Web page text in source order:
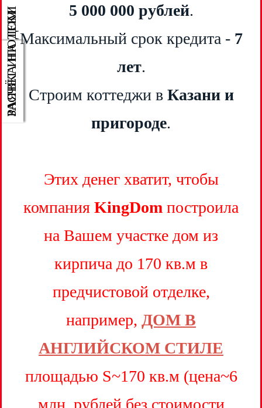
5 000 000 рублей.
Максимальный срок кредита - 7
лет.
Строим коттеджи в Казани и
пригороде.
Этих денег хватит, чтобы
компания KingDom построила
на Вашем участке дом из
кирпича до 170 кв.м в
предчистовой отделке,
например, ДОМ В
АНГЛИЙСКОМ СТИЛЕ
площадью S~170 кв.м (цена~6
млн. рублей без стоимости
ЗАЯВКА НА ДОМ
РАСЧЁТ ИПОТЕКИ